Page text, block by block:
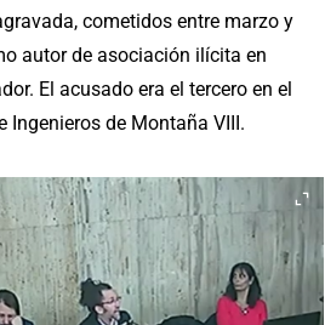
cometidos entre marzo y
autor de asociación ilícita en
El acusado era el tercero en el
Ingenieros de Montaña VIII.